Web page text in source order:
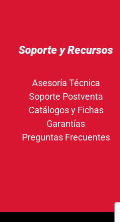
Soporte y Recursos
Asesoría Técnica
Soporte Postventa
Catálogos y Fichas
Garantías
Preguntas Frecuentes